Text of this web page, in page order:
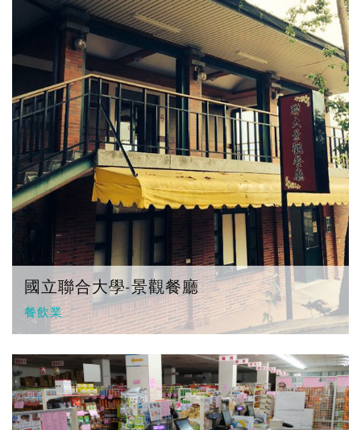
國立聯合大學-景觀餐廳
餐飲業